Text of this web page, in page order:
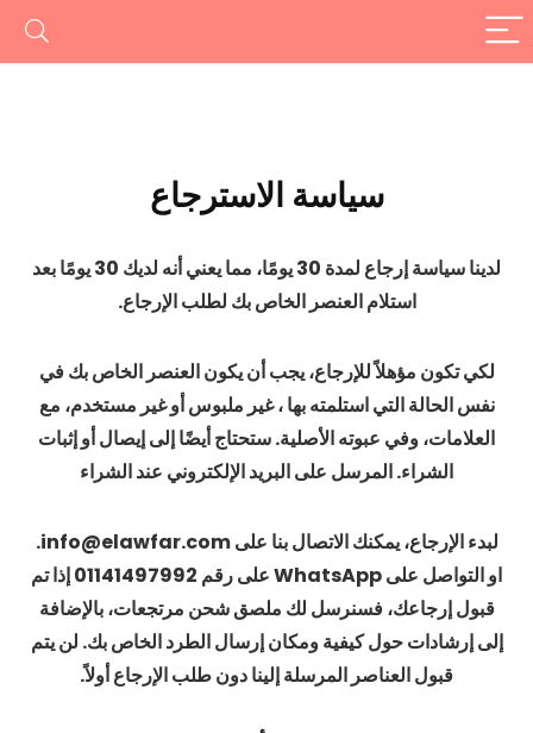
سياسة الاسترجاع
لدينا سياسة إرجاع لمدة 30 يومًا، مما يعني أنه لديك 30 يومًا بعد
استلام العنصر الخاص بك لطلب الإرجاع.
لكي تكون مؤهلاً للإرجاع، يجب أن يكون العنصر الخاص بك في
نفس الحالة التي استلمته بها ، غير ملبوس أو غير مستخدم، مع
العلامات، وفي عبوته الأصلية. ستحتاج أيضًا إلى إيصال أو إثبات
الشراء. المرسل على البريد الإلكتروني عند الشراء
لبدء الإرجاع، يمكنك الاتصال بنا على info@elawfar.com.
او التواصل على WhatsApp على رقم 01141497992 إذا تم
قبول إرجاعك، فسنرسل لك ملصق شحن مرتجعات، بالإضافة
إلى إرشادات حول كيفية ومكان إرسال الطرد الخاص بك. لن يتم
قبول العناصر المرسلة إلينا دون طلب الإرجاع أولاً.